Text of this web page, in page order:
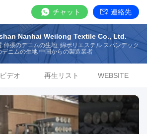
チャット 連絡先
Nanhai Weilong Textile Co., Ltd.
伸張のデニムの生地, 綿ポリエステル スパンデック
デニムの生地 中国からの製造業者
ビデオ 再生リスト WEBSITE